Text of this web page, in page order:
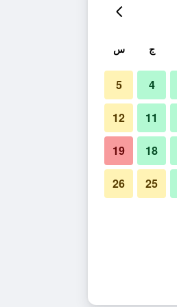
ج س
4
5
11
12
18
19
25
26